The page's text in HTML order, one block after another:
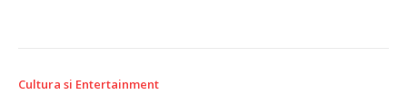
Cultura si Entertainment